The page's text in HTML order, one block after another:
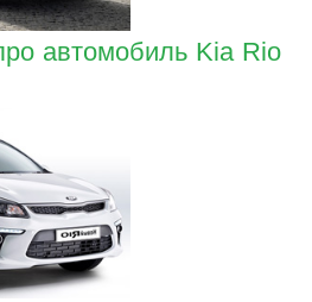
автомобиль Kia Rio